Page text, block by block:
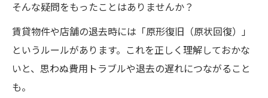
そんな疑問をもったことはありませんか？
賃貸物件や店舗の退去時には「原形復旧（原状回復）」
というルールがあります。これを正しく理解しておかな
いと、思わぬ費用トラブルや退去の遅れにつながること
も。